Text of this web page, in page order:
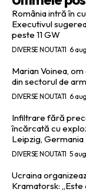
România intră în
Executivul
peste 11 GW
DIVERSE NOUTATI 6
Marian Voinea,
din sectorul de
DIVERSE NOUTATI 6
Infiltrare fără
încărcată cu
Leipzig, Germania
DIVERSE NOUTATI 5
Ucraina
Kramatorsk: